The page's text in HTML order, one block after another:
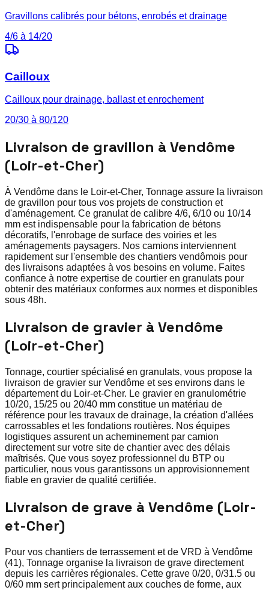
Gravillons calibrés pour bétons, enrobés et drainage
4/6 à 14/20
Cailloux
Cailloux pour drainage, ballast et enrochement
20/30 à 80/120
Livraison de gravillon à Vendôme
(Loir-et-Cher)
À Vendôme dans le Loir-et-Cher, Tonnage assure la livraison
de gravillon pour tous vos projets de construction et
d'aménagement. Ce granulat de calibre 4/6, 6/10 ou 10/14
mm est indispensable pour la fabrication de bétons
décoratifs, l'enrobage de surface des voiries et les
aménagements paysagers. Nos camions interviennent
rapidement sur l'ensemble des chantiers vendômois pour
des livraisons adaptées à vos besoins en volume. Faites
confiance à notre expertise de courtier en granulats pour
obtenir des matériaux conformes aux normes et disponibles
sous 48h.
Livraison de gravier à Vendôme
(Loir-et-Cher)
Tonnage, courtier spécialisé en granulats, vous propose la
livraison de gravier sur Vendôme et ses environs dans le
département du Loir-et-Cher. Le gravier en granulométrie
10/20, 15/25 ou 20/40 mm constitue un matériau de
référence pour les travaux de drainage, la création d'allées
carrossables et les fondations routières. Nos équipes
logistiques assurent un acheminement par camion
directement sur votre site de chantier avec des délais
maîtrisés. Que vous soyez professionnel du BTP ou
particulier, nous vous garantissons un approvisionnement
fiable en gravier de qualité certifiée.
Livraison de grave à Vendôme (Loir-
et-Cher)
Pour vos chantiers de terrassement et de VRD à Vendôme
(41), Tonnage organise la livraison de grave directement
depuis les carrières régionales. Cette grave 0/20, 0/31.5 ou
0/60 mm sert principalement aux couches de forme, aux